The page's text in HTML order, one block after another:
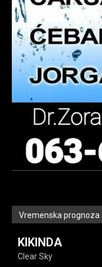
Vremenska prognoza
KIKINDA
Clear Sky